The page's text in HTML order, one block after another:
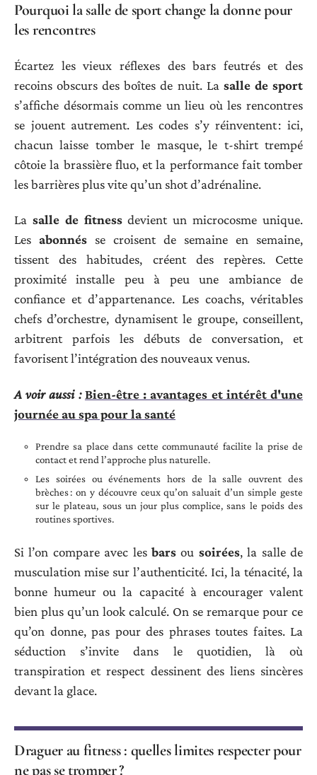
Pourquoi la salle de sport change la donne pour
les rencontres
Écartez les vieux réflexes des bars feutrés et des
recoins obscurs des boîtes de nuit. La salle de sport
s’affiche désormais comme un lieu où les rencontres
se jouent autrement. Les codes s’y réinventent : ici,
chacun laisse tomber le masque, le t-shirt trempé
côtoie la brassière fluo, et la performance fait tomber
les barrières plus vite qu’un shot d’adrénaline.
La salle de fitnessdevient un microcosme unique.
Les abonnés se croisent de semaine en semaine,
tissent des habitudes, créent des repères. Cette
proximité installe peu à peu une ambiance de
confiance et d’appartenance. Les coachs, véritables
chefs d’orchestre, dynamisent le groupe, conseillent,
arbitrent parfois les débuts de conversation, et
favorisent l’intégration des nouveaux venus.
A voir aussi : Bien-être : avantages et intérêt d'une
journée au spa pour la santé
Prendre sa place dans cette communauté facilite la prise de
contact et rend l’approche plus naturelle.
Les soirées ou événements hors de la salle ouvrent des
brèches : on y découvre ceux qu’on saluait d’un simple geste
sur le plateau, sous un jour plus complice, sans le poids des
routines sportives.
Si l’on compare avec les bars ou soirées, la salle de
musculation mise sur l’authenticité. Ici, la ténacité, la
bonne humeur ou la capacité à encourager valent
bien plus qu’un look calculé. On se remarque pour ce
qu’on donne, pas pour des phrases toutes faites. La
séduction s’invite dans le quotidien, là où
transpiration et respect dessinent des liens sincères
devant la glace.
Draguer au fitness : quelles limites respecter pour
ne pas se tromper ?